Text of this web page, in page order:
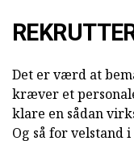
Det er værd at
kræver et
klare en sådan
Og så for velstand